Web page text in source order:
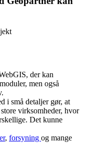
der kan
men også
i små detaljer gør, at
virksomheder, hvor
Det kunne
, forsyning og mange